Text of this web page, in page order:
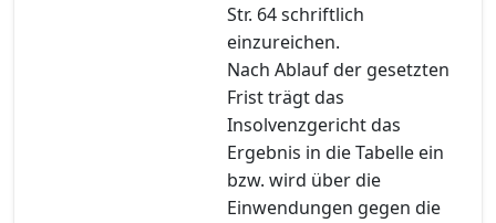
Str. 64 schriftlich
einzureichen.
Nach Ablauf der gesetzten
Frist trägt das
Insolvenzgericht das
Ergebnis in die Tabelle ein
bzw. wird über die
Einwendungen gegen die